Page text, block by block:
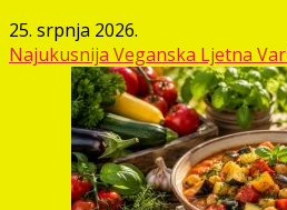
25. srpnja 2026.
Najukusnija Veganska Ljetna